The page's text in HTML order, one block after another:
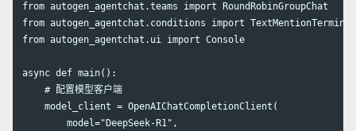
from autogen_agentchat.teams import RoundRobinGroupChat
from autogen_agentchat.conditions import
from autogen_agentchat.ui import Console
async def main():
    # 配置模型客户端
    model_client = OpenAIChatCompletionClient(
        model="DeepSeek-R1",